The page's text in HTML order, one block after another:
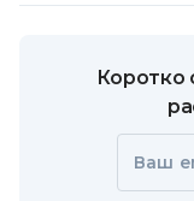
Коротко
Ваш